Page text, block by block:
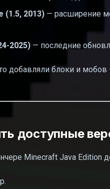
(1.5, 2013) — расширение
2025) — последние
добавляли блоки и
доступные
Minecraft Java Edition